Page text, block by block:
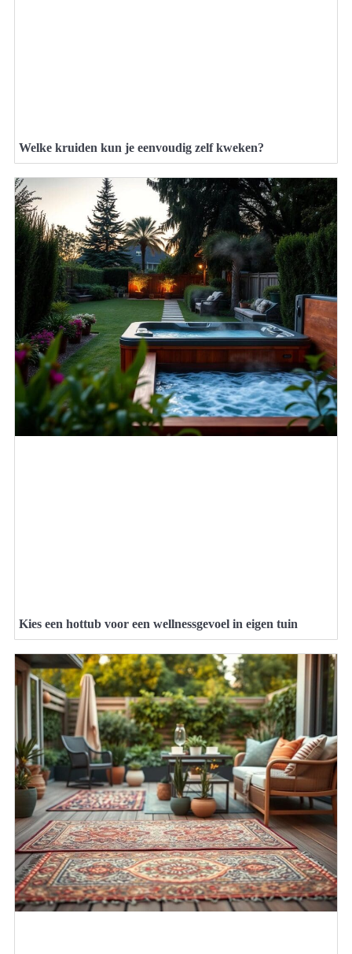
Welke kruiden kun je eenvoudig zelf kweken?
Kies een hottub voor een wellnessgevoel in eigen tuin